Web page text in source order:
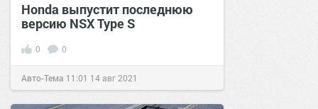
Honda выпустит последнюю
версию NSX Type S
0 0
Авто-Тема 11:01 14 авг 2021